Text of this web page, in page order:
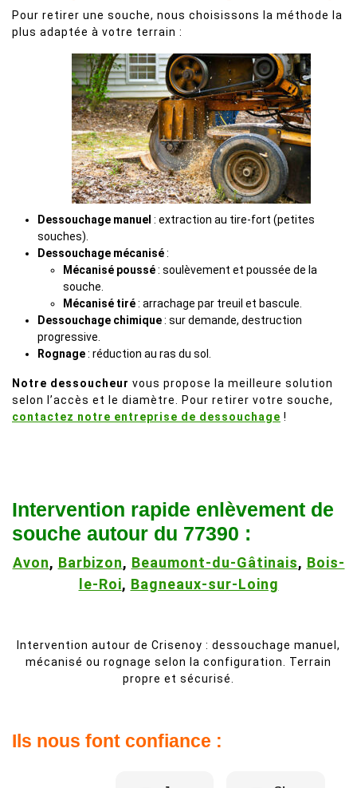
Pour retirer une souche, nous choisissons la méthode la
plus adaptée à votre terrain :
Dessouchage manuel : extraction au tire-fort (petites
souches).
Dessouchage mécanisé:
Mécanisé poussé: soulèvement et poussée de la
souche.
Mécanisé tiré: arrachage par treuil et bascule.
Dessouchage chimique: sur demande, destruction
progressive.
Rognage: réduction au ras du sol.
Notre dessoucheur vous propose la meilleure solution
selon l’accès et le diamètre. Pour retirer votre souche,
contactez notre entreprise de dessouchage !
Intervention rapide enlèvement de
souche autour du 77390 :
Avon, Barbizon, Beaumont-du-Gâtinais, Bois-
le-Roi, Bagneaux-sur-Loing
Intervention autour de Crisenoy : dessouchage manuel,
mécanisé ou rognage selon la configuration. Terrain
propre et sécurisé.
Ils nous font confiance :